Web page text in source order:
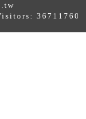
36711760